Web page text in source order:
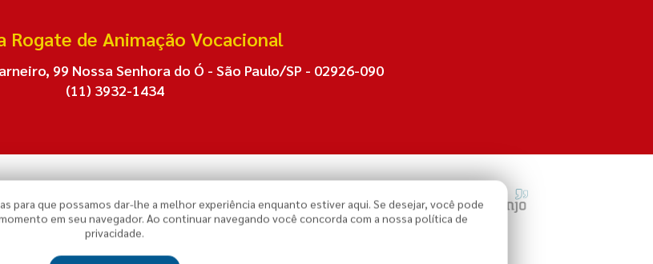
para que possamos dar-lhe a melhor experiência enquanto estiver aqui. Se desejar, você pode
em seu navegador. Ao continuar navegando você concorda com a nossa política de
privacidade.
Rogate de Animação Vocacional
99 Nossa Senhora do Ó - São Paulo/SP - 02926-090
(11) 3932-1434
de Privacidade,Termos de Uso.
Um projeto feito com por